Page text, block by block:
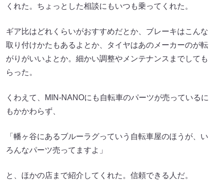
くれた。ちょっとした相談にもいつも乗ってくれた。
ギア比はどれくらいがおすすめだとか、ブレーキはこんな
取り付けかたもあるよとか、タイヤはあのメーカーのが転
がりがいいよとか。細かい調整やメンテナンスまでしても
らった。
くわえて、MIN-NANOにも自転車のパーツが売っているに
もかかわらず、
「幡ヶ谷にあるブルーラグっていう自転車屋のほうが、い
ろんなパーツ売ってますよ」
と、ほかの店まで紹介してくれた。信頼できる人だ。